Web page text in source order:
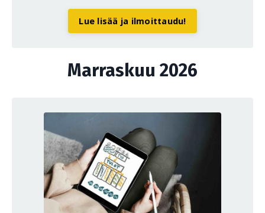
Lue lisää ja ilmoittaudu!
Marraskuu 2026